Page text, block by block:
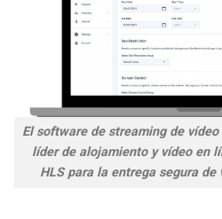
El software de streaming de
líder de alojamiento y vídeo en
HLS para la entrega segura